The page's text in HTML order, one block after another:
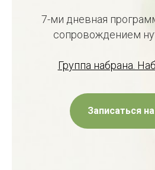
7-ми дневная
сопровождением
Группа набрана.
Записаться